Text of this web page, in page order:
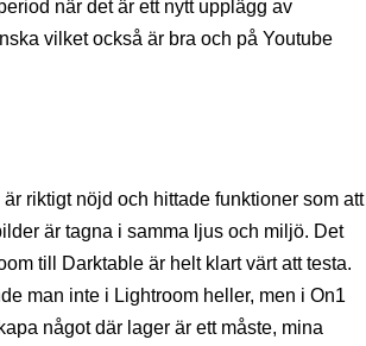
när det är ett nytt upplägg av
vilket också är bra och på Youtube
riktigt nöjd och hittade funktioner som att
är tagna i samma ljus och miljö. Det
till Darktable är helt klart värt att testa.
man inte i Lightroom heller, men i On1
något där lager är ett måste, mina